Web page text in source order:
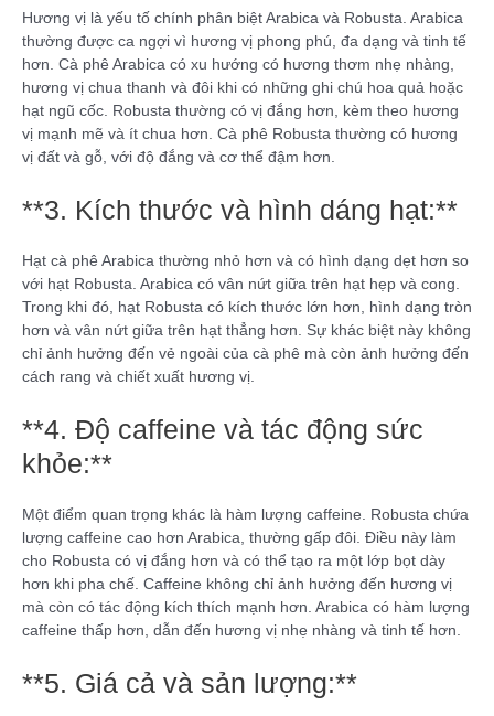
Hương vị là yếu tố chính phân biệt Arabica và Robusta. Arabica
thường được ca ngợi vì hương vị phong phú, đa dạng và tinh tế
hơn. Cà phê Arabica có xu hướng có hương thơm nhẹ nhàng,
hương vị chua thanh và đôi khi có những ghi chú hoa quả hoặc
hạt ngũ cốc. Robusta thường có vị đắng hơn, kèm theo hương
vị mạnh mẽ và ít chua hơn. Cà phê Robusta thường có hương
vị đất và gỗ, với độ đắng và cơ thể đậm hơn.
**3. Kích thước và hình dáng hạt:**
Hạt cà phê Arabica thường nhỏ hơn và có hình dạng dẹt hơn so
với hạt Robusta. Arabica có vân nứt giữa trên hạt hẹp và cong.
Trong khi đó, hạt Robusta có kích thước lớn hơn, hình dạng tròn
hơn và vân nứt giữa trên hạt thẳng hơn. Sự khác biệt này không
chỉ ảnh hưởng đến vẻ ngoài của cà phê mà còn ảnh hưởng đến
cách rang và chiết xuất hương vị.
**4. Độ caffeine và tác động sức
khỏe:**
Một điểm quan trọng khác là hàm lượng caffeine. Robusta chứa
lượng caffeine cao hơn Arabica, thường gấp đôi. Điều này làm
cho Robusta có vị đắng hơn và có thể tạo ra một lớp bọt dày
hơn khi pha chế. Caffeine không chỉ ảnh hưởng đến hương vị
mà còn có tác động kích thích mạnh hơn. Arabica có hàm lượng
caffeine thấp hơn, dẫn đến hương vị nhẹ nhàng và tinh tế hơn.
**5. Giá cả và sản lượng:**